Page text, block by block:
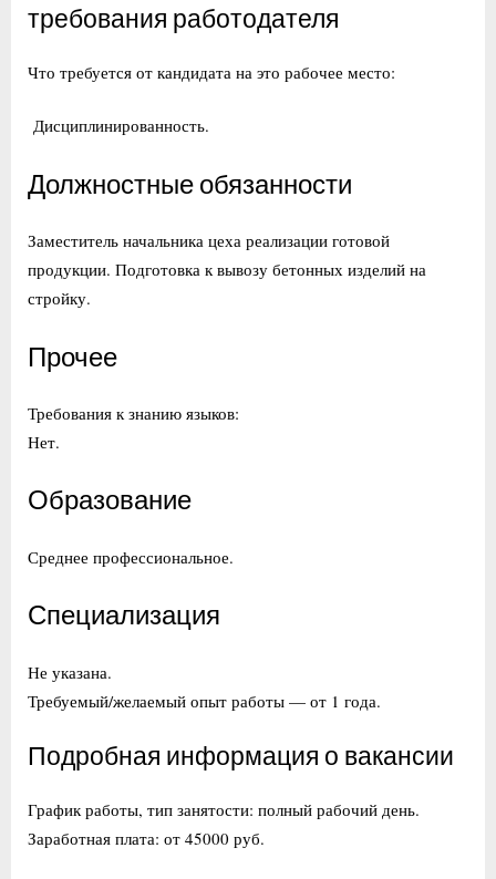
требования работодателя
Что требуется от кандидата на это рабочее место:
Дисциплинированность.
Должностные обязанности
Заместитель начальника цеха реализации готовой
продукции. Подготовка к вывозу бетонных изделий на
стройку.
Прочее
Требования к знанию языков:
Нет.
Образование
Среднее профессиональное.
Специализация
Не указана.
Требуемый/желаемый опыт работы — от 1 года.
Подробная информация о вакансии
График работы, тип занятости: полный рабочий день.
Заработная плата: от 45000 руб.